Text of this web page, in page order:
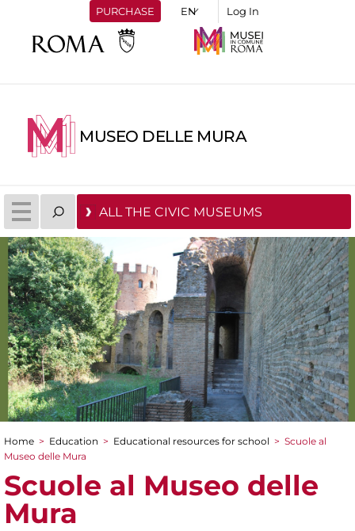
PURCHASE Log In
MUSEO DELLE MURA
ALL THE CIVIC MUSEUMS
You are here
Home > Education > Educational resources for school > Scuole al
Museo delle Mura
Scuole al Museo delle
Mura